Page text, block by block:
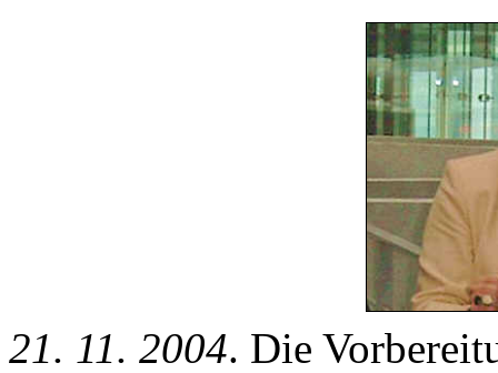
21. 11. 2004. Die